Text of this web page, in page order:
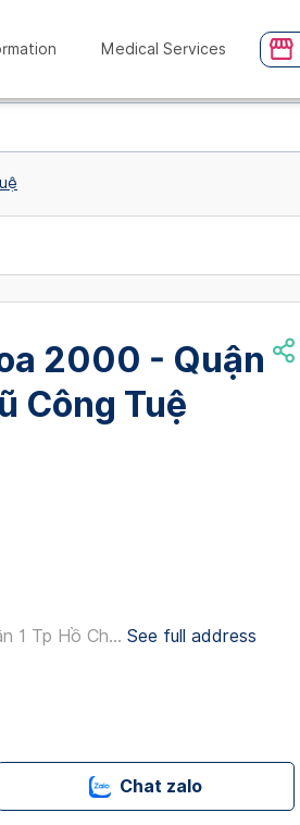
Medical Services
2000 - Quận
Công Tuệ
1 Tp Hồ Ch... See full address
Chat zalo